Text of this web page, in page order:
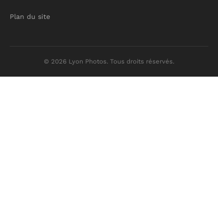
Plan du site
© 2026 Lyon Photos. Tous droits réservés.